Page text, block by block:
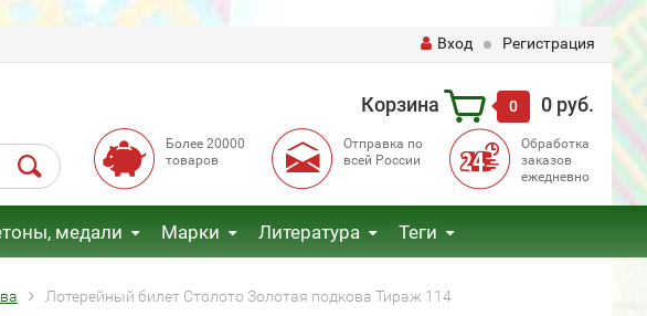
Вход Регистрация
Корзина 0 0 руб.
Более 20000
товаров
Отправка по
всей России
Обработка
заказов
ежедневно
медали Марки Литература Теги
Лотерейный билет Столото Золотая подкова Тираж 114